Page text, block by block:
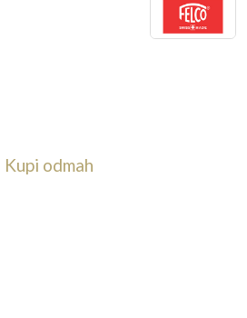
Kupi odmah